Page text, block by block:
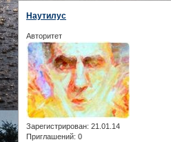
Наутилус
Авторитет
Зарегистрирован: 21.01.14
Приглашений: 0